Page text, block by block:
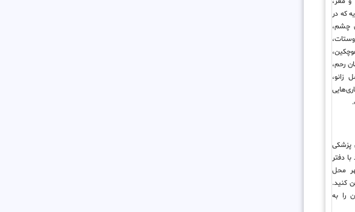
که در
چشم،
رحم،
زانو،
پزشکی
دفتر
محل
کنید.
را به